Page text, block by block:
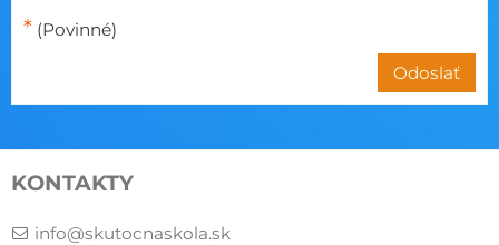
* (Povinné)
Odoslať
KONTAKTY
info@skutocnaskola.sk